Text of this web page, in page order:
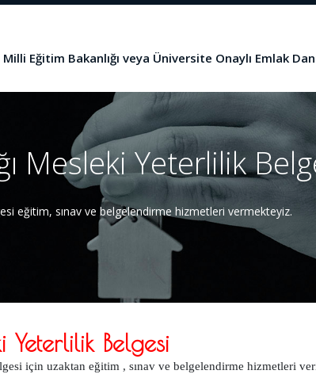
Milli Eğitim Bakanlığı veya Üniversite Onaylı Emlak
Mesleki Yeterlilik
eğitim, sınav ve belgelendirme hizmetleri vermekteyiz.
Yeterlilik Belgesi
için uzaktan eğitim , sınav ve belgelendirme hizmetleri